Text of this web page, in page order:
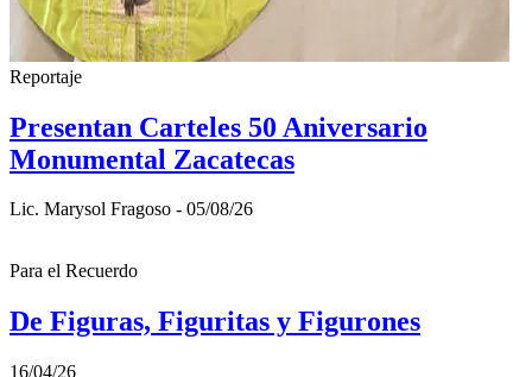
Reportaje
Presentan Carteles 50 Aniversario
Monumental Zacatecas
Lic. Marysol Fragoso - 05/08/26
Para el Recuerdo
De Figuras, Figuritas y Figurones
16/04/26